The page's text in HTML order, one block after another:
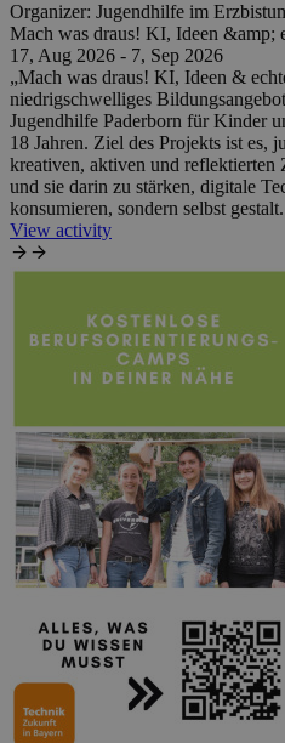
Organizer: Jugendhilfe im
Mach was draus! KI, Ideen &amp;
17, Aug 2026 - 7, Sep 2026
„Mach was draus! KI, Ideen &
niedrigschwelliges
Jugendhilfe Paderborn für Kinder
18 Jahren. Ziel des Projekts ist es,
kreativen, aktiven und
und sie darin zu stärken, digitale
konsumieren, sondern selbst
View activity